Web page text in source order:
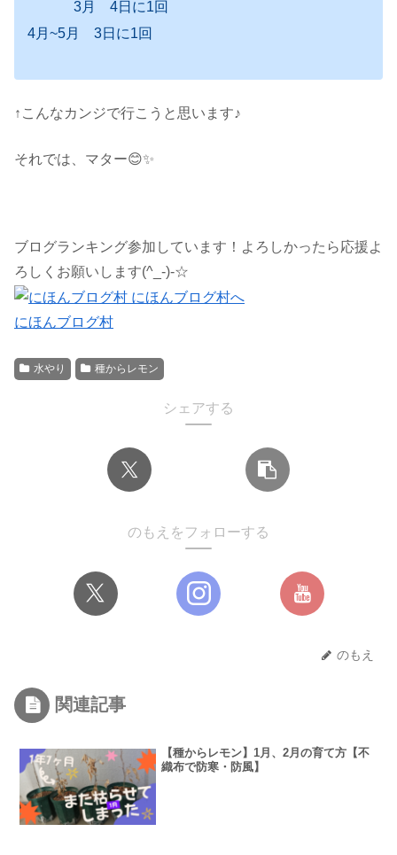
3月 4日に1回
4月~5月 3日に1回
↑こんなカンジで行こうと思います♪
それでは、マター😊✨
ブログランキング参加しています！よろしかったら応援よ
ろしくお願いします(^_-)-☆
にほんブログ村
水やり 種からレモン
シェアする
のもえをフォローする
のもえ
関連記事
【種からレモン】1月、2月の育て方【不
織布で防寒・防風】